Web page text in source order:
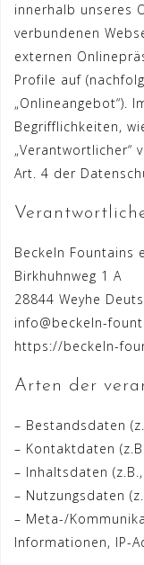
innerhalb unseres
verbundenen
externen
Profile auf
„Onlineangebot“).
Begrifflichkeiten,
„Verantwortlicher“
Art. 4 der
Beckeln Fountains
Birkhuhnweg 1 A
28844 Weyhe
info@beckeln-
https://beckeln-
Arten der
– Bestandsdaten
– Kontaktdaten
– Inhaltsdaten
– Nutzungsdaten
– Meta-/
Informationen, IP-